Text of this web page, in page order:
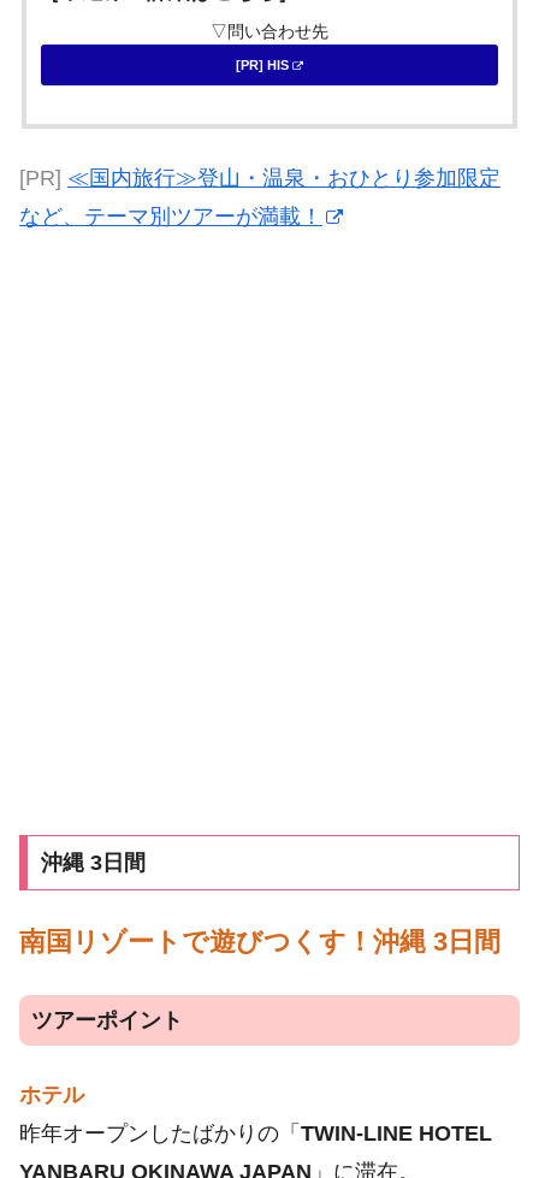
▽問い合わせ先
[PR] HIS
[PR] ≪国内旅行≫登山・温泉・おひとり参加限定
など、テーマ別ツアーが満載！
沖縄 3日間
南国リゾートで遊びつくす！沖縄 3日間
ツアーポイント
ホテル
昨年オープンしたばかりの「 TWIN-LINE HOTEL
YANBARU OKINAWA JAPAN 」に滞在。